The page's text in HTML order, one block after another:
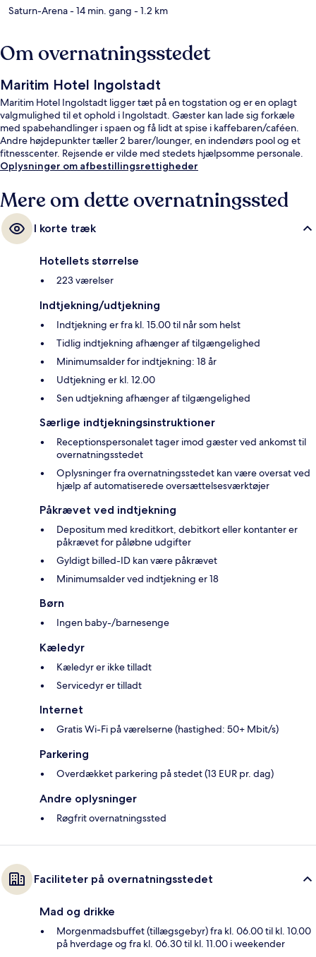
Saturn-Arena- 14 min. gang - 1.2 km
Om overnatningsstedet
Maritim Hotel Ingolstadt
Maritim Hotel Ingolstadt ligger tæt på en togstation og er en oplagt
valgmulighed til et ophold i Ingolstadt. Gæster kan lade sig forkæle
med spabehandlinger i spaen og få lidt at spise i kaffebaren/caféen.
Andre højdepunkter tæller 2 barer/lounger, en indendørs pool og et
fitnesscenter. Rejsende er vilde med stedets hjælpsomme personale.
Oplysninger om afbestillingsrettigheder
Mere om dette overnatningssted
I korte træk
Hotellets størrelse
223 værelser
Indtjekning/udtjekning
Indtjekning er fra kl. 15.00 til når som helst
Tidlig indtjekning afhænger af tilgængelighed
Minimumsalder for indtjekning: 18 år
Udtjekning er kl. 12.00
Sen udtjekning afhænger af tilgængelighed
Særlige indtjekningsinstruktioner
Receptionspersonalet tager imod gæster ved ankomst til
overnatningsstedet
Oplysninger fra overnatningsstedet kan være oversat ved
hjælp af automatiserede oversættelsesværktøjer
Påkrævet ved indtjekning
Depositum med kreditkort, debitkort eller kontanter er
påkrævet for påløbne udgifter
Gyldigt billed-ID kan være påkrævet
Minimumsalder ved indtjekning er 18
Børn
Ingen baby-/barnesenge
Kæledyr
Kæledyr er ikke tilladt
Servicedyr er tilladt
Internet
Gratis Wi-Fi på værelserne (hastighed: 50+ Mbit/s)
Parkering
Overdækket parkering på stedet (13 EUR pr. dag)
Andre oplysninger
Røgfrit overnatningssted
Faciliteter på overnatningsstedet
Mad og drikke
Morgenmadsbuffet (tillægsgebyr) fra kl. 06.00 til kl. 10.00
på hverdage og fra kl. 06.30 til kl. 11.00 i weekender